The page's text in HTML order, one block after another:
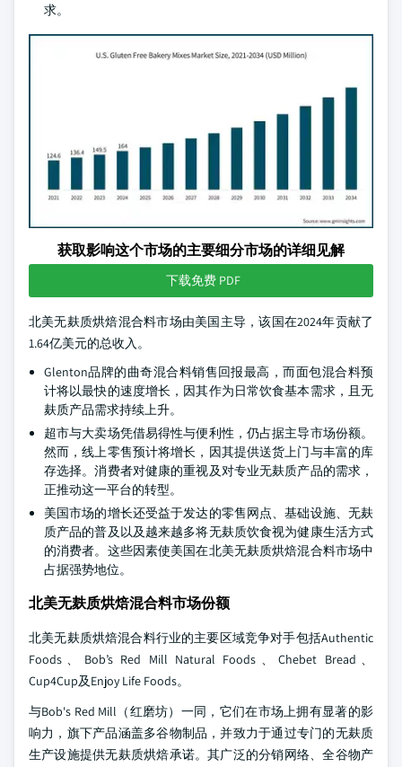
求。
获取影响这个市场的主要细分市场的详细见解
下载免费 PDF
北美无麸质烘焙混合料市场由美国主导，该国在2024年贡献了
1.64亿美元的总收入。
Glenton品牌的曲奇混合料销售回报最高，而面包混合料预
计将以最快的速度增长，因其作为日常饮食基本需求，且无
麸质产品需求持续上升。
超市与大卖场凭借易得性与便利性，仍占据主导市场份额。
然而，线上零售预计将增长，因其提供送货上门与丰富的库
存选择。消费者对健康的重视及对专业无麸质产品的需求，
正推动这一平台的转型。
美国市场的增长还受益于发达的零售网点、基础设施、无麸
质产品的普及以及越来越多将无麸质饮食视为健康生活方式
的消费者。这些因素使美国在北美无麸质烘焙混合料市场中
占据强势地位。
北美无麸质烘焙混合料市场份额
北美无麸质烘焙混合料行业的主要区域竞争对手包括Authentic
Foods、Bob’s Red Mill Natural Foods、Chebet Bread、
Cup4Cup及Enjoy Life Foods。
与Bob's Red Mill（红磨坊）一同，它们在市场上拥有显著的影
响力，旗下产品涵盖多谷物制品，并致力于通过专门的无麸质
生产设施提供无麸质烘焙承诺。其广泛的分销网络、全谷物产